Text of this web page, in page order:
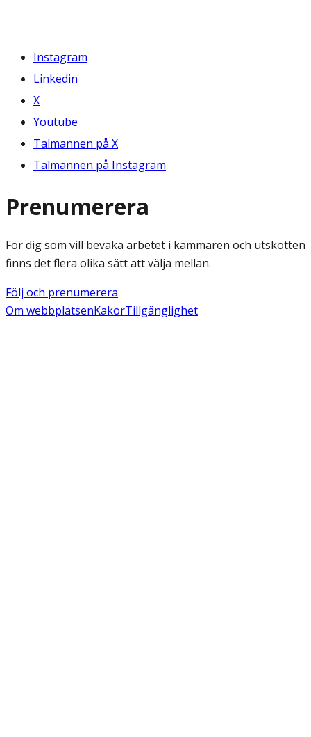
Instagram
Linkedin
X
Youtube
Talmannen på X
Talmannen på Instagram
Prenumerera
För dig som vill bevaka arbetet i kammaren och utskotten
finns det flera olika sätt att välja mellan.
Följ och prenumerera
Om webbplatsenKakorTillgänglighet